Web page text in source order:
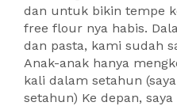
dan untuk bikin tempe
free flour nya habis.
dan pasta, kami sudah
Anak-anak hanya
kali dalam setahun
setahun) Ke depan,